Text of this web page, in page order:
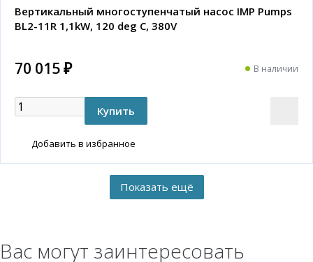
Вертикальный многоступенчатый насос IMP Pumps
BL2-11R 1,1kW, 120 deg C, 380V
70 015 ₽ В наличии
Добавить в избранное
Вас могут заинтересовать